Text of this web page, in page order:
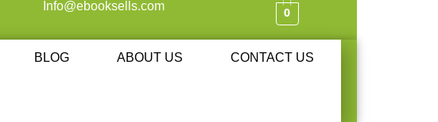
Info@ebooksells.com 0
BLOG ABOUT US CONTACT US